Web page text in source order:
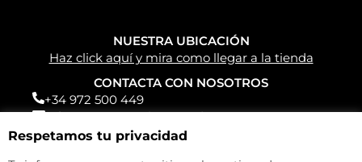
NUESTRA UBICACIÓN
Haz click aquí y mira como llegar a la tienda
CONTACTA CON NOSOTROS
+34 972 500 449
info@camperparkemporda.com
NUESTRAS REDES
Respetamos tu privacidad